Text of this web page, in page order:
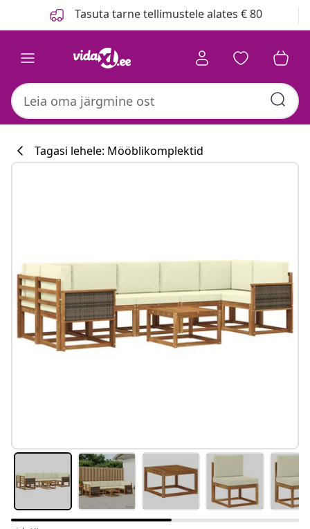
Tasuta tarne tellimustele alates € 80
#sharemevidaxl
Tagasi lehele: Mööblikomplektid